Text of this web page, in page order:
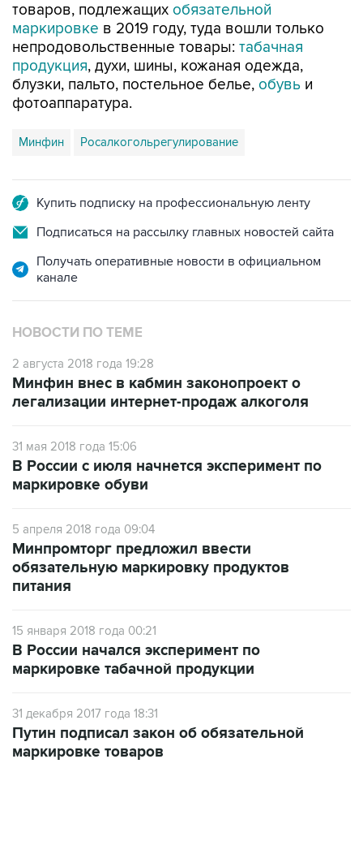
непродовольственные товары:табачная
продукция, духи, шины, кожаная одежда,
блузки, пальто, постельное белье,обувь
фотоаппаратура.
Минфин Росалкогольрегулирование
Подписаться на рассылку главных новостей сайта
Получать оперативные новости в официальном
НОВОСТИ ПО ТЕМЕ
2 августа 2018 года 19:28
легализации интернет-продаж алкоголя
31 мая 2018 года 15:06
маркировке обуви
5 апреля 2018 года 09:04
обязательную маркировку продуктов
питания
маркировке табачной продукции
31 декабря 2017 года 18:31
маркировке товаров